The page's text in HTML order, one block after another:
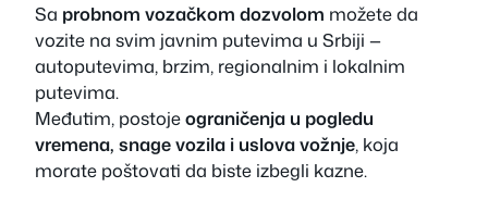
Sa probnom vozačkom dozvolom možete da
vozite na svim javnim putevima u Srbiji —
autoputevima, brzim, regionalnim i lokalnim
putevima.
Međutim, postojeograničenja u pogledu
vremena, snage vozila i uslova vožnje, koja
morate poštovati da biste izbegli kazne.